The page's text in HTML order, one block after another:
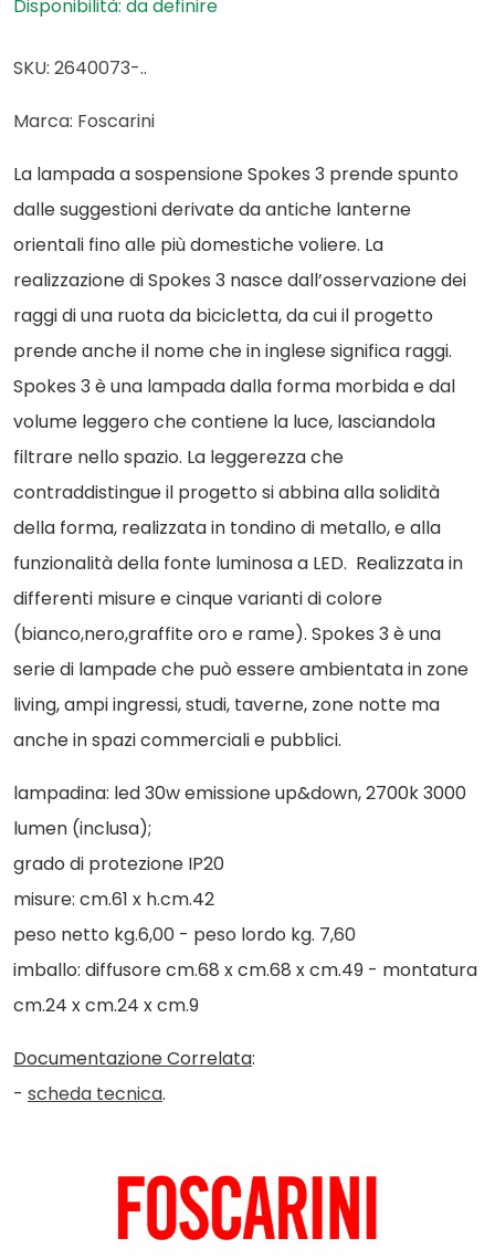
Disponibilità: da definire
SKU: 2640073-..
Marca: Foscarini
La lampada a sospensione Spokes 3 prende spunto
dalle suggestioni derivate da antiche lanterne
orientali fino alle più domestiche voliere. La
realizzazione di Spokes 3 nasce dall’osservazione dei
raggi di una ruota da bicicletta, da cui il progetto
prende anche il nome che in inglese significa raggi.
Spokes 3 è una lampada dalla forma morbida e dal
volume leggero che contiene la luce, lasciandola
filtrare nello spazio. La leggerezza che
contraddistingue il progetto si abbina alla solidità
della forma, realizzata in tondino di metallo, e alla
funzionalità della fonte luminosa a LED. Realizzata in
differenti misure e cinque varianti di colore
(bianco,nero,graffite oro e rame). Spokes 3 è una
serie di lampade che può essere ambientata in zone
living, ampi ingressi, studi, taverne, zone notte ma
anche in spazi commerciali e pubblici.
lampadina: led 30w emissione up&down, 2700k 3000
lumen (inclusa);
grado di protezione IP20
misure: cm.61 x h.cm.42
peso netto kg.6,00 - peso lordo kg. 7,60
imballo: diffusore cm.68 x cm.68 x cm.49 - montatura
cm.24 x cm.24 x cm.9
Documentazione Correlata:
- scheda tecnica.